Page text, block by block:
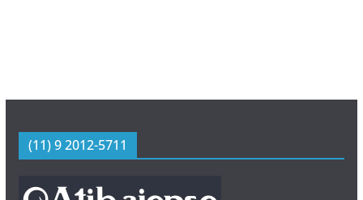
(11) 9 2012-5711